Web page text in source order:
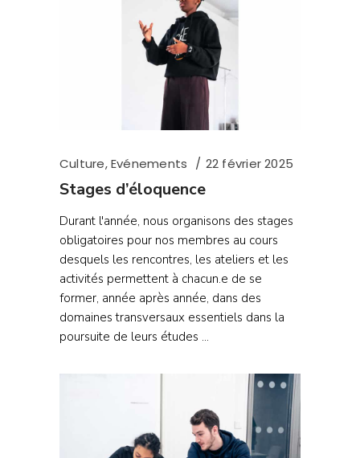
Culture,Evénements 22 février 2025
Stages d’éloquence
Durant l'année, nous organisons des stages
obligatoires pour nos membres au cours
desquels les rencontres, les ateliers et les
activités permettent à chacun.e de se
former, année après année, dans des
domaines transversaux essentiels dans la
poursuite de leurs études